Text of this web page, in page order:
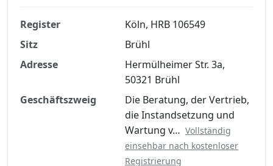
Finanzkennzahlen nach kostenloser
Registrierung verfügbar
Jetzt kostenlos registrieren
Register
Köln, HRB 106549
Sitz
Brühl
Adresse
Hermülheimer Str. 3a,
50321 Brühl
Geschäftszweig
Die Beratung, der Vertrieb,
die Instandsetzung und
Wartung v… Vollständig
einsehbar nach kostenloser
Registrierung